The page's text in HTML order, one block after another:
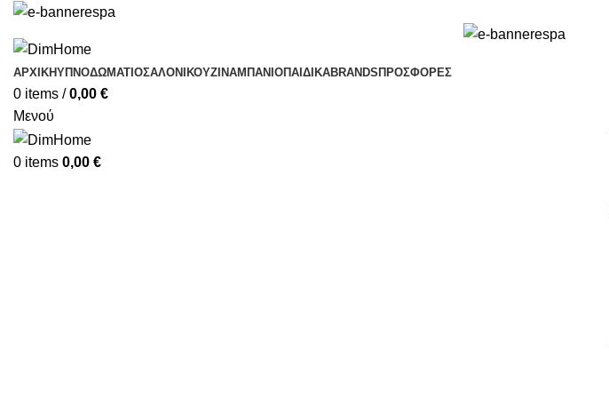
ΑΡΧΙΚΗΥΠΝΟΔΩΜΆΤΙΟΣΑΛΌΝΙ ΚΟΥΖΊΝΑΜΠΆΝΙΟΠΑΙΔΙΚΆBRANDS ΠΡΟΣΦΟΡΈΣ
0 items / 0,00 €
Μενού
0 items 0,00 €